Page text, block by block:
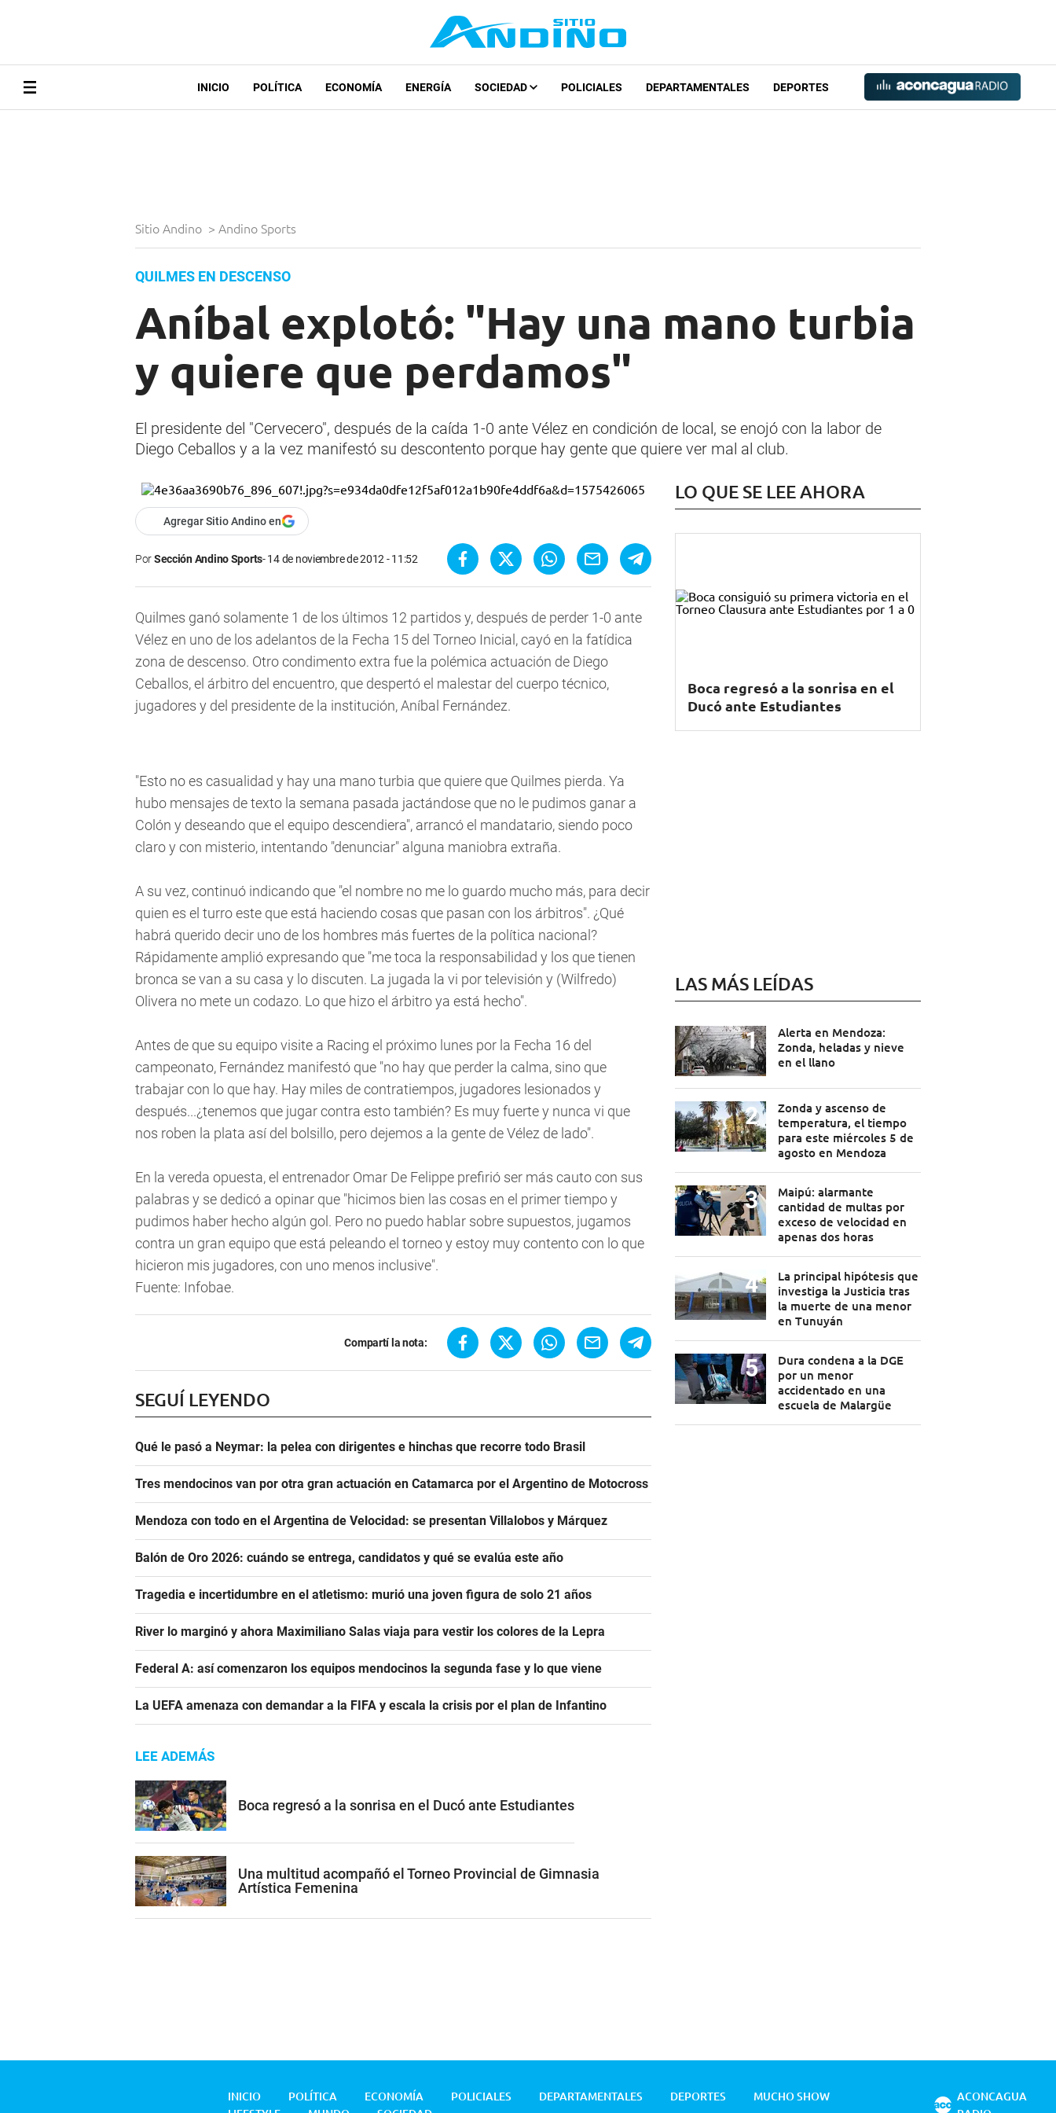
INICIO POLÍTICA ECONOMÍA ENERGÍA SOCIEDAD POLICIALES DEPARTAMENTALES DEPORTES
Sitio Andino > Andino Sports
QUILMES EN DESCENSO
Aníbal explotó: "Hay una mano turbia
y quiere que perdamos"
El presidente del "Cervecero", después de la caída 1-0 ante Vélez en condición de local, se enojó con la labor de
Diego Ceballos y a la vez manifestó su descontento porque hay gente que quiere ver mal al club.
Agregar Sitio Andino en
PorSección Andino Sports 14 de noviembre de 2012 - 11:52
Quilmes ganó solamente 1 de los últimos 12 partidos y, después de perder 1-0 ante
Vélez en uno de los adelantos de la Fecha 15 del Torneo Inicial, cayó en la fatídica
zona de descenso. Otro condimento extra fue la polémica actuación de Diego
Ceballos, el árbitro del encuentro, que despertó el malestar del cuerpo técnico,
jugadores y del presidente de la institución, Aníbal Fernández.
"Esto no es casualidad y hay una mano turbia que quiere que Quilmes pierda. Ya
hubo mensajes de texto la semana pasada jactándose que no le pudimos ganar a
Colón y deseando que el equipo descendiera", arrancó el mandatario, siendo poco
claro y con misterio, intentando "denunciar" alguna maniobra extraña.
A su vez, continuó indicando que "el nombre no me lo guardo mucho más, para decir
quien es el turro este que está haciendo cosas que pasan con los árbitros". ¿Qué
habrá querido decir uno de los hombres más fuertes de la política nacional?
Rápidamente amplió expresando que "me toca la responsabilidad y los que tienen
bronca se van a su casa y lo discuten. La jugada la vi por televisión y (Wilfredo)
Olivera no mete un codazo. Lo que hizo el árbitro ya está hecho".
Antes de que su equipo visite a Racing el próximo lunes por la Fecha 16 del
campeonato, Fernández manifestó que "no hay que perder la calma, sino que
trabajar con lo que hay. Hay miles de contratiempos, jugadores lesionados y
después...¿tenemos que jugar contra esto también? Es muy fuerte y nunca vi que
nos roben la plata así del bolsillo, pero dejemos a la gente de Vélez de lado".
En la vereda opuesta, el entrenador Omar De Felippe prefirió ser más cauto con sus
palabras y se dedicó a opinar que "hicimos bien las cosas en el primer tiempo y
pudimos haber hecho algún gol. Pero no puedo hablar sobre supuestos, jugamos
contra un gran equipo que está peleando el torneo y estoy muy contento con lo que
hicieron mis jugadores, con uno menos inclusive".
Fuente: Infobae.
Compartí la nota:
SEGUÍ LEYENDO
Qué le pasó a Neymar: la pelea con dirigentes e hinchas que recorre todo Brasil
Tres mendocinos van por otra gran actuación en Catamarca por el Argentino de Motocross
Mendoza con todo en el Argentina de Velocidad: se presentan Villalobos y Márquez
Balón de Oro 2026: cuándo se entrega, candidatos y qué se evalúa este año
Tragedia e incertidumbre en el atletismo: murió una joven figura de solo 21 años
River lo marginó y ahora Maximiliano Salas viaja para vestir los colores de la Lepra
Federal A: así comenzaron los equipos mendocinos la segunda fase y lo que viene
La UEFA amenaza con demandar a la FIFA y escala la crisis por el plan de Infantino
LEE ADEMÁS
Boca regresó a la sonrisa en el Ducó ante Estudiantes
Una multitud acompañó el Torneo Provincial de Gimnasia
Artística Femenina
LO QUE SE LEE AHORA
Boca regresó a la sonrisa en el
Ducó ante Estudiantes
LAS MÁS LEÍDAS
Alerta en Mendoza:
Zonda, heladas y nieve
en el llano
Zonda y ascenso de
temperatura, el tiempo
para este miércoles 5 de
agosto en Mendoza
Maipú: alarmante
cantidad de multas por
exceso de velocidad en
apenas dos horas
La principal hipótesis que
investiga la Justicia tras
la muerte de una menor
en Tunuyán
Dura condena a la DGE
por un menor
accidentado en una
escuela de Malargüe
INICIO POLÍTICA ECONOMÍA POLICIALES DEPARTAMENTALES DEPORTES
MUCHO SHOW
ACONCAGUA